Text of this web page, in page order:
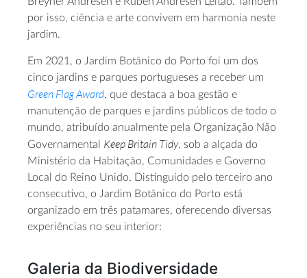
por isso, ciência e arte convivem em harmonia neste
jardim.
Em 2021, o Jardim Botânico do Porto foi um dos
cinco jardins e parques portugueses a receber um
Green Flag Award, que destaca a boa gestão e
manutenção de parques e jardins públicos de todo o
mundo, atribuído anualmente pela Organização Não
Governamental Keep Britain Tidy, sob a alçada do
Ministério da Habitação, Comunidades e Governo
Local do Reino Unido. Distinguido pelo terceiro ano
consecutivo, o Jardim Botânico do Porto está
organizado em três patamares, oferecendo diversas
experiências no seu interior:
Galeria da Biodiversidade